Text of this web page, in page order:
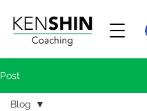
Post
Blog